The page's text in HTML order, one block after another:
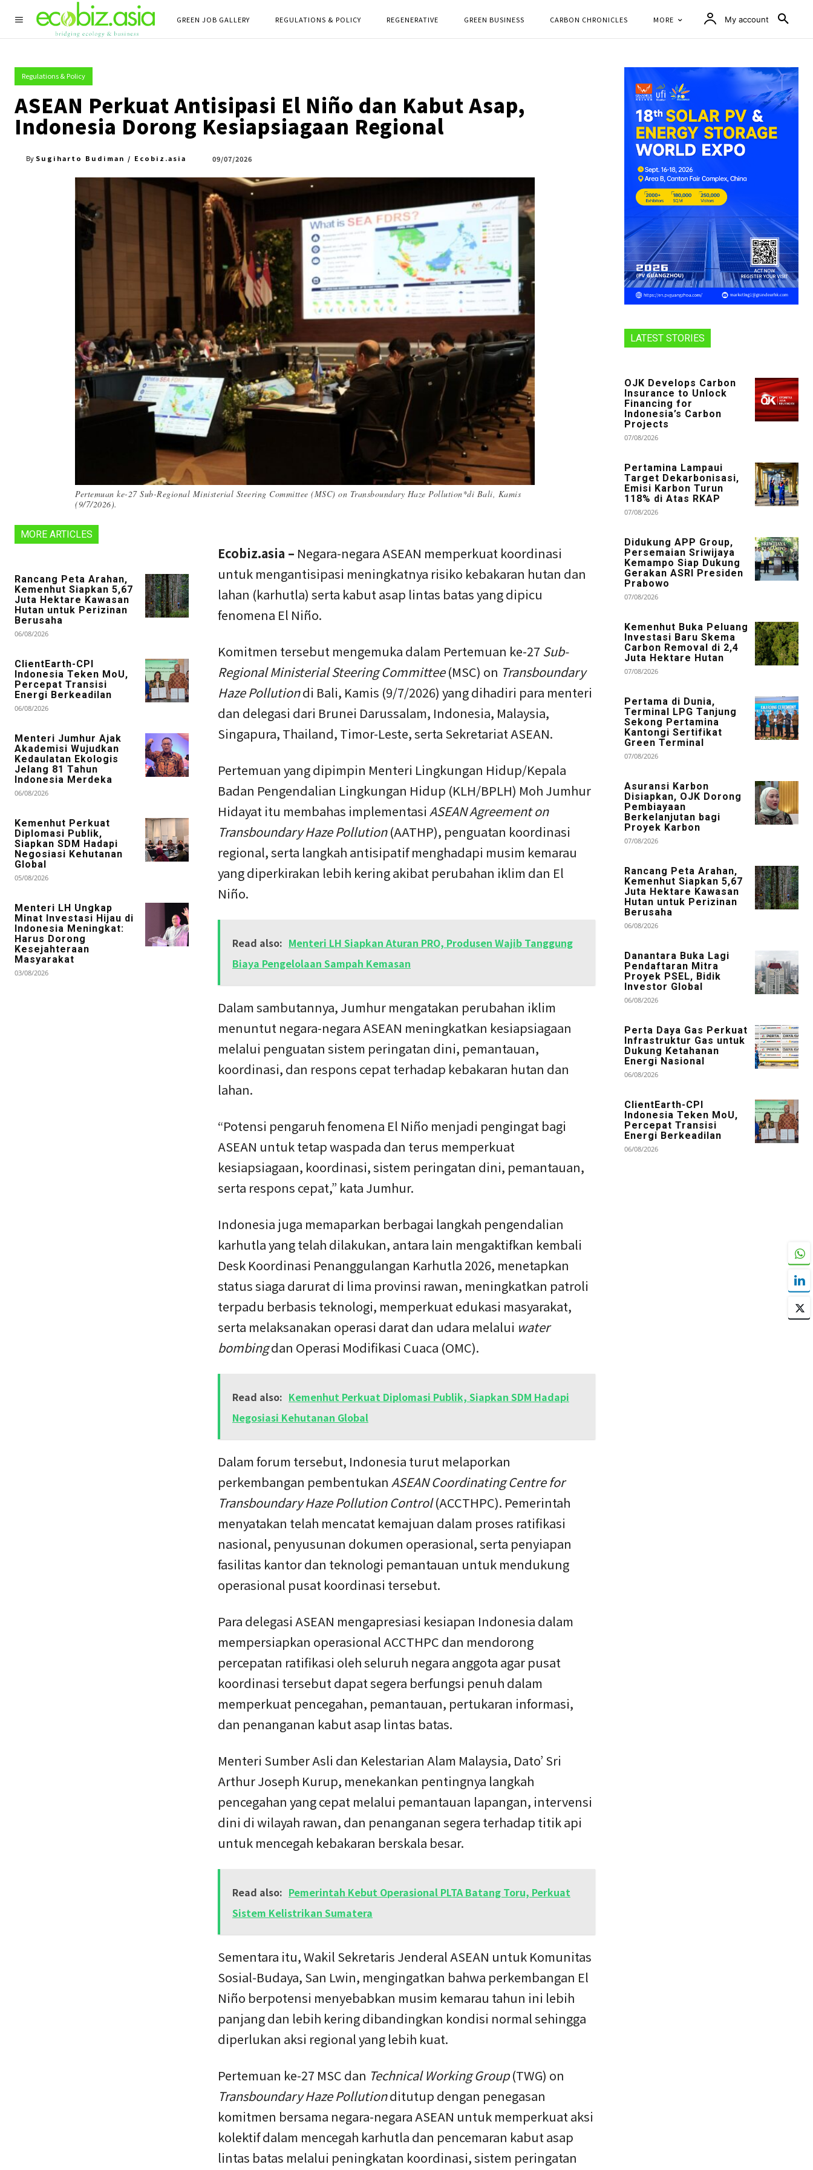
GREEN JOB GALLERY REGULATIONS & POLICY REGENERATIVE GREEN BUSINESS CARBON CHRONICLES MORE My account
Regulations & Policy
ASEAN Perkuat Antisipasi El Niño dan Kabut Asap,
Indonesia Dorong Kesiapsiagaan Regional
By Sugiharto Budiman / Ecobiz.asia 09/07/2026
Pertemuan ke-27 Sub-Regional Ministerial Steering Committee (MSC) on Transboundary Haze Pollution*di Bali, Kamis
(9/7/2026).
MORE ARTICLES
Rancang Peta Arahan,
Kemenhut Siapkan 5,67
Juta Hektare Kawasan
Hutan untuk Perizinan
Berusaha
06/08/2026
ClientEarth-CPI
Indonesia Teken MoU,
Percepat Transisi
Energi Berkeadilan
06/08/2026
Menteri Jumhur Ajak
Akademisi Wujudkan
Kedaulatan Ekologis
Jelang 81 Tahun
Indonesia Merdeka
06/08/2026
Kemenhut Perkuat
Diplomasi Publik,
Siapkan SDM Hadapi
Negosiasi Kehutanan
Global
05/08/2026
Menteri LH Ungkap
Minat Investasi Hijau di
Indonesia Meningkat:
Harus Dorong
Kesejahteraan
Masyarakat
03/08/2026
Ecobiz.asia – Negara-negara ASEAN memperkuat koordinasi
untuk mengantisipasi meningkatnya risiko kebakaran hutan dan
lahan (karhutla) serta kabut asap lintas batas yang dipicu
fenomena El Niño.
Komitmen tersebut mengemuka dalam Pertemuan ke-27Sub-
Regional Ministerial Steering Committee(MSC) on Transboundary
Haze Pollutiondi Bali, Kamis (9/7/2026) yang dihadiri para menteri
dan delegasi dari Brunei Darussalam, Indonesia, Malaysia,
Singapura, Thailand, Timor-Leste, serta Sekretariat ASEAN.
Pertemuan yang dipimpin Menteri Lingkungan Hidup/Kepala
Badan Pengendalian Lingkungan Hidup (KLH/BPLH) Moh Jumhur
Hidayat itu membahas implementasi ASEAN Agreement on
Transboundary Haze Pollution(AATHP), penguatan koordinasi
regional, serta langkah antisipatif menghadapi musim kemarau
yang diperkirakan lebih kering akibat perubahan iklim dan El
Niño.
Read also: Menteri LH Siapkan Aturan PRO, Produsen Wajib Tanggung
Biaya Pengelolaan Sampah Kemasan
Dalam sambutannya, Jumhur mengatakan perubahan iklim
menuntut negara-negara ASEAN meningkatkan kesiapsiagaan
melalui penguatan sistem peringatan dini, pemantauan,
koordinasi, dan respons cepat terhadap kebakaran hutan dan
lahan.
“Potensi pengaruh fenomena El Niño menjadi pengingat bagi
ASEAN untuk tetap waspada dan terus memperkuat
kesiapsiagaan, koordinasi, sistem peringatan dini, pemantauan,
serta respons cepat,” kata Jumhur.
Indonesia juga memaparkan berbagai langkah pengendalian
karhutla yang telah dilakukan, antara lain mengaktifkan kembali
Desk Koordinasi Penanggulangan Karhutla 2026, menetapkan
status siaga darurat di lima provinsi rawan, meningkatkan patroli
terpadu berbasis teknologi, memperkuat edukasi masyarakat,
serta melaksanakan operasi darat dan udara melalui water
bombingdan Operasi Modifikasi Cuaca (OMC).
Read also: Kemenhut Perkuat Diplomasi Publik, Siapkan SDM Hadapi
Negosiasi Kehutanan Global
Dalam forum tersebut, Indonesia turut melaporkan
perkembangan pembentukan ASEAN Coordinating Centre for
Transboundary Haze Pollution Control(ACCTHPC). Pemerintah
menyatakan telah mencatat kemajuan dalam proses ratifikasi
nasional, penyusunan dokumen operasional, serta penyiapan
fasilitas kantor dan teknologi pemantauan untuk mendukung
operasional pusat koordinasi tersebut.
Para delegasi ASEAN mengapresiasi kesiapan Indonesia dalam
mempersiapkan operasional ACCTHPC dan mendorong
percepatan ratifikasi oleh seluruh negara anggota agar pusat
koordinasi tersebut dapat segera berfungsi penuh dalam
memperkuat pencegahan, pemantauan, pertukaran informasi,
dan penanganan kabut asap lintas batas.
Menteri Sumber Asli dan Kelestarian Alam Malaysia, Dato’ Sri
Arthur Joseph Kurup, menekankan pentingnya langkah
pencegahan yang cepat melalui pemantauan lapangan, intervensi
dini di wilayah rawan, dan penanganan segera terhadap titik api
untuk mencegah kebakaran berskala besar.
Read also: Pemerintah Kebut Operasional PLTA Batang Toru, Perkuat
Sistem Kelistrikan Sumatera
Sementara itu, Wakil Sekretaris Jenderal ASEAN untuk Komunitas
Sosial-Budaya, San Lwin, mengingatkan bahwa perkembangan El
Niño berpotensi menyebabkan musim kemarau tahun ini lebih
panjang dan lebih kering dibandingkan kondisi normal sehingga
diperlukan aksi regional yang lebih kuat.
Pertemuan ke-27 MSC dan Technical Working Group(TWG) on
Transboundary Haze Pollutionditutup dengan penegasan
komitmen bersama negara-negara ASEAN untuk memperkuat aksi
kolektif dalam mencegah karhutla dan pencemaran kabut asap
lintas batas melalui peningkatan koordinasi, sistem peringatan
LATEST STORIES
OJK Develops Carbon
Insurance to Unlock
Financing for
Indonesia’s Carbon
Projects
07/08/2026
Pertamina Lampaui
Target Dekarbonisasi,
Emisi Karbon Turun
118% di Atas RKAP
07/08/2026
Didukung APP Group,
Persemaian Sriwijaya
Kemampo Siap Dukung
Gerakan ASRI Presiden
Prabowo
07/08/2026
Kemenhut Buka Peluang
Investasi Baru Skema
Carbon Removal di 2,4
Juta Hektare Hutan
07/08/2026
Pertama di Dunia,
Terminal LPG Tanjung
Sekong Pertamina
Kantongi Sertifikat
Green Terminal
07/08/2026
Asuransi Karbon
Disiapkan, OJK Dorong
Pembiayaan
Berkelanjutan bagi
Proyek Karbon
07/08/2026
Rancang Peta Arahan,
Kemenhut Siapkan 5,67
Juta Hektare Kawasan
Hutan untuk Perizinan
Berusaha
06/08/2026
Danantara Buka Lagi
Pendaftaran Mitra
Proyek PSEL, Bidik
Investor Global
06/08/2026
Perta Daya Gas Perkuat
Infrastruktur Gas untuk
Dukung Ketahanan
Energi Nasional
06/08/2026
ClientEarth-CPI
Indonesia Teken MoU,
Percepat Transisi
Energi Berkeadilan
06/08/2026